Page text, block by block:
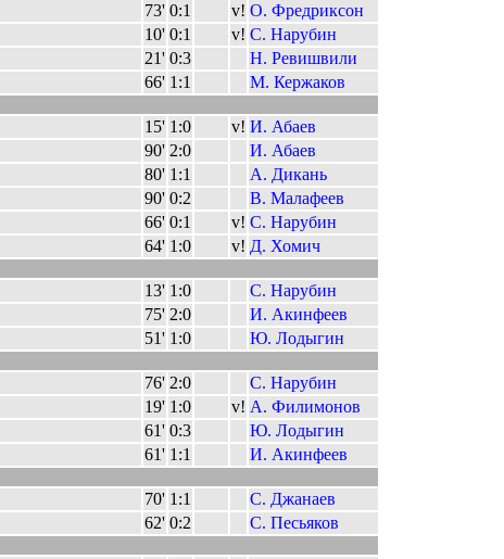
73' 0:1 v! О. Фредриксон
10' 0:1 v! С. Нарубин
21' 0:3
Н. Ревишвили
66' 1:1 М. Кержаков
15' 1:0 v! И. Абаев
90' 2:0
И. Абаев
80' 1:1
А. Дикань
90' 0:2
В. Малафеев
66' 0:1 v! С. Нарубин
64' 1:0 v! Д. Хомич
13' 1:0
С. Нарубин
75' 2:0
И. Акинфеев
51' 1:0 Ю. Лодыгин
76' 2:0
С. Нарубин
19' 1:0 v! А. Филимонов
61' 0:3
Ю. Лодыгин
61' 1:1 И. Акинфеев
70' 1:1
С. Джанаев
62' 0:2 С. Песьяков